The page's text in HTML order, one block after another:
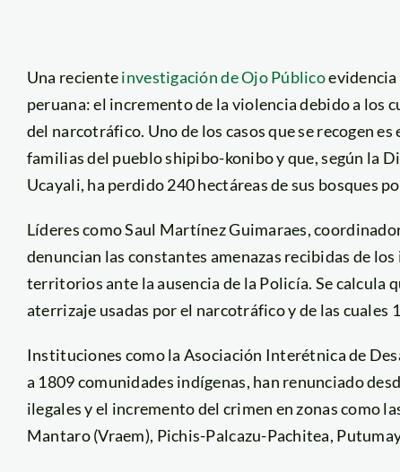
Una recienteinvestigación de Ojo Público
peruana: el incremento de la violencia debido a los
del narcotráfico. Uno de los casos que se recogen
familias del pueblo shipibo-konibo y que, según la
Ucayali, ha perdido 240 hectáreas de sus bosques
Líderes como Saul Martínez Guimaraes,
denuncian las constantes amenazas recibidas de
territorios ante la ausencia de la Policía. Se calcula
aterrizaje usadas por el narcotráfico y de las cuales
Instituciones como la Asociación Interétnica de
a 1809 comunidades indígenas, han renunciado
ilegales y el incremento del crimen en zonas como
Mantaro (Vraem), Pichis-Palcazu-Pachitea,